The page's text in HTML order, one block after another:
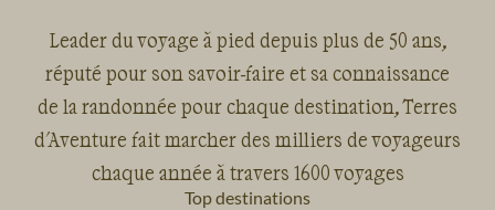
Leader du voyage à pied depuis plus de 50 ans,
réputé pour son savoir-faire et sa connaissance
de la randonnée pour chaque destination, Terres
d'Aventure fait marcher des milliers de voyageurs
chaque année à travers 1600 voyages
Top destinations